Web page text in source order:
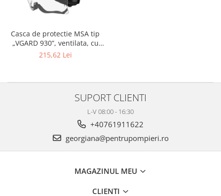
Casca de protectie MSA tip
„VGARD 930”, ventilata, cu
ochelari de protectie
215,62 Lei
SUPORT CLIENTI
L-V 08:00 - 16:30
+40761911622
georgiana@pentrupompieri.ro
MAGAZINUL MEU
CLIENTI